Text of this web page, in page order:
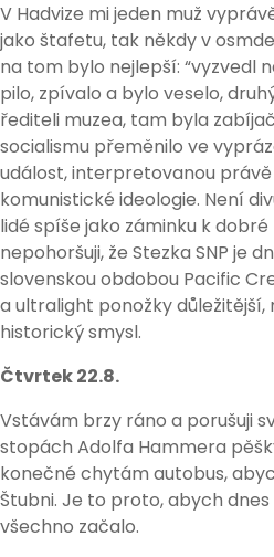
V Hadvize mi jeden muž
jako štafetu, tak někdy v
na tom bylo nejlepší: “vyzvedl
pilo, zpívalo a bylo veselo,
řediteli muzea, tam byla
socialismu přeměnilo ve
událost, interpretovanou
komunistické ideologie. Není
lidé spíše jako záminku k
nepohoršuji, že Stezka SNP je
slovenskou obdobou Pacific
a ultralight ponožky důležitější,
historický smysl.
Čtvrtek 22.8.
Vstávám brzy ráno a porušuji
stopách Adolfa Hammera
konečné chytám autobus,
Štubni. Je to proto, abych
všechno začalo.